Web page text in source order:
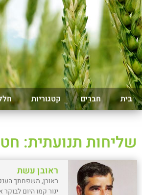
בית חברים קטגוריות
שליחות תנועתית:
ראובן עשת
ראובן, משפחתך
יגור קמו היום